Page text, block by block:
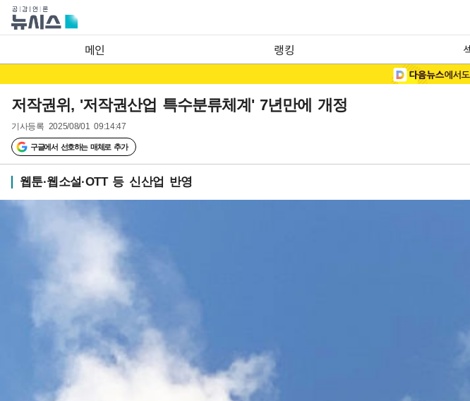
메인 랭킹
저작권위, '저작권산업 특수분류체계' 7년만에 개정
기사등록 2025/08/01 09:14:47
구글에서 선호하는 매체로 추가
웹툰·웹소설·OTT 등 신산업 반영